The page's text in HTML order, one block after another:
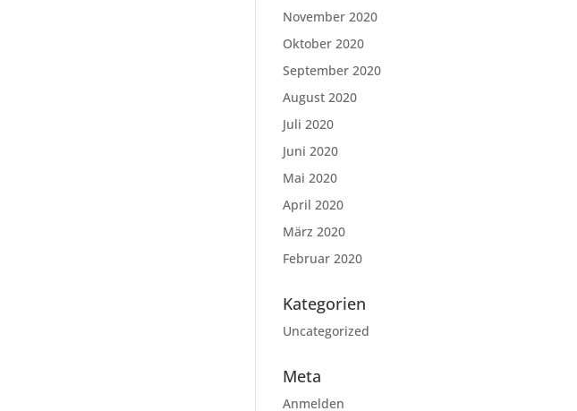
November 2020
Oktober 2020
September 2020
August 2020
Juli 2020
Juni 2020
Mai 2020
April 2020
März 2020
Februar 2020
Kategorien
Uncategorized
Meta
Anmelden